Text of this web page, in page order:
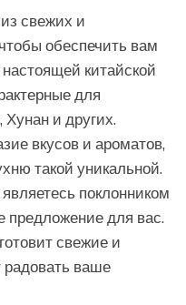
свежих и
обеспечить вам
китайской
для
и других.
вкусов и ароматов,
такой уникальной.
поклонником
предложение для вас.
свежие и
радовать ваше